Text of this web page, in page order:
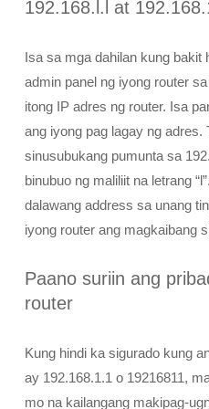
192.168.l.l at
Isa sa mga dahilan kung
admin panel ng iyong router
itong IP adres ng router. Isa
ang iyong pag lagay ng adres.
sinusubukang pumunta sa
binubuo ng maliliit na letrang
dalawang address sa unang
iyong router ang magkaibang
Paano suriin ang
router
Kung hindi ka sigurado kung
ay 192.168.1.1 o 19216811,
mo na kailangang makipag-